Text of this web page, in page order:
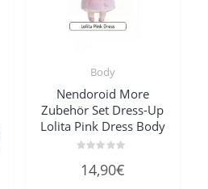
Body
Nendoroid More
Zubehör Set Dress-Up
Lolita Pink Dress Body
mit
14,90€